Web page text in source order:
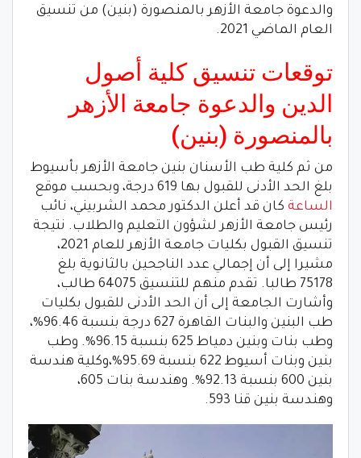
والدعوة جامعة الأزهر بالمنصورة (بنين) من تنسيق
العام الماضي 2021.
توقعات تنسيق كلية أصول
الدين والدعوة جامعة الأزهر
بالمنصورة (بنين)
من ثم كلية طب الأسنان بنين جامعة الأزهر بأسيوط
بلغ الحد الأدنى للقبول بها 619 درجة، وبحسب موقع
الساعة كان قد أعلن الدكتور محمد الشربيني، نائب
رئيس جامعة الأزهر لشؤون التعليم والطلاب. نتيجة
تنسيق القبول بكليات جامعة الأزهر للعام 2021،
مشيرا إلى أن إجمالي عدد الناجحين بالثانوية بلغ
75178 طالبا. تقدم منهم للتنسيق 64075 طالب،
وأشارت الجامعة إلى أن الحد الأدنى للقبول بكليات
طب البنين والبنات القاهرة 627 درجة بنسبة 96.46%،
وطب بنات وبنين دمياط 625 بنسبة 96.15%. وطب
بنين وبنات أسيوط 622 بنسبة 95.69%،وكلية هندسة
بنين 600 بنسبة 92.13%. وهندسة بنات 605،
وهندسة بنين قنا 593.